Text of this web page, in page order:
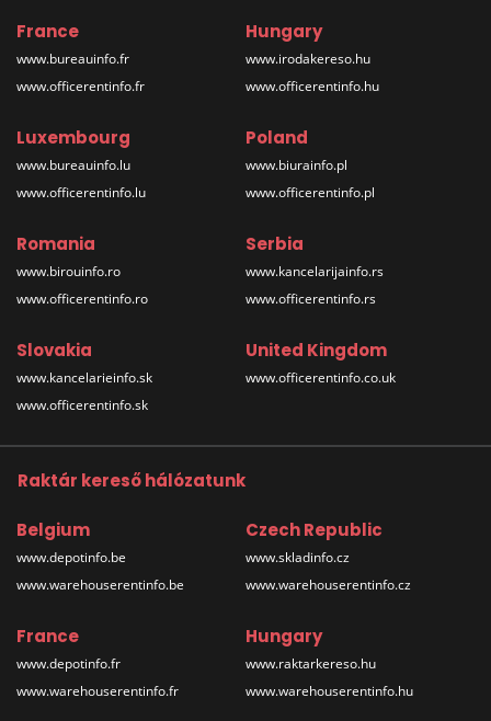
France
www.bureauinfo.fr
www.officerentinfo.fr
Hungary
www.irodakereso.hu
www.officerentinfo.hu
Luxembourg
www.bureauinfo.lu
www.officerentinfo.lu
Poland
www.biurainfo.pl
www.officerentinfo.pl
Romania
www.birouinfo.ro
www.officerentinfo.ro
Serbia
www.kancelarijainfo.rs
www.officerentinfo.rs
Slovakia
www.kancelarieinfo.sk
www.officerentinfo.sk
United Kingdom
www.officerentinfo.co.uk
Raktár kereső hálózatunk
Belgium
www.depotinfo.be
www.warehouserentinfo.be
Czech Republic
www.skladinfo.cz
www.warehouserentinfo.cz
France
www.depotinfo.fr
www.warehouserentinfo.fr
Hungary
www.raktarkereso.hu
www.warehouserentinfo.hu